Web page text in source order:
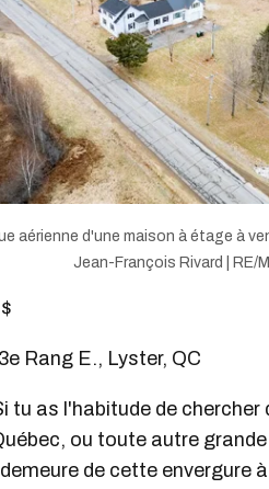
aérienne d'une maison à étage à
Jean-François Rivard | RE/
Rang E., Lyster, QC
tu as l'habitude de
ou toute autre
de cette envergure